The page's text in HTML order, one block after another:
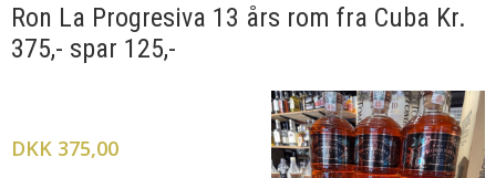
Ron La Progresiva 13 års rom fra Cuba Kr.
375,- spar 125,-
DKK 375,00